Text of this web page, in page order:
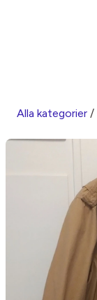
Alla kategorier /